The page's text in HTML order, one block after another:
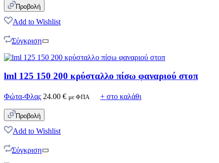
Προβολή
Add to Wishlist
Σύγκριση
lml 125 150 200 κρύσταλλο πίσω φαναριού στοπ
Φώτα-Φλας 24.00 € με ΦΠΑ + στο καλάθι
Προβολή
Add to Wishlist
Σύγκριση